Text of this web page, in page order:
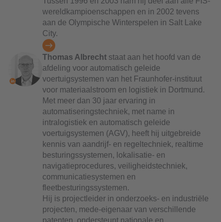
wereldkampioenschappen en in 2002 tevens
aan de Olympische Winterspelen in Salt Lake
City.
Thomas Albrecht staat aan het hoofd van de
afdeling voor automatisch geleide
voertuigsystemen van het Fraunhofer-instituut
voor materiaalstroom en logistiek in Dortmund.
Met meer dan 30 jaar ervaring in
automatiseringstechniek, met name in
intralogistiek en automatisch geleide
voertuigsystemen (AGV), heeft hij uitgebreide
kennis van aandrijf- en regeltechniek, realtime
besturingssystemen, lokalisatie- en
navigatieprocedures, veiligheidstechniek,
communicatiesystemen en
fleetbesturingssystemen.
Hij is projectleider in onderzoeks- en industriële
projecten, mede-eigenaar van verschillende
patenten, ondersteunt nationale en